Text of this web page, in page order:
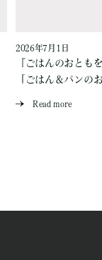
2026年7月1日
『ごはんのおとも
「ごはん＆パンの
Read more